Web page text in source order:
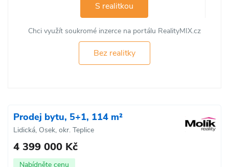
S realitkou
Chci využít soukromé inzerce na portálu RealityMIX.cz
Bez realitky
Prodej bytu, 5+1, 114 m²
Lidická, Osek, okr. Teplice
4 399 000 Kč
Nabídněte cenu